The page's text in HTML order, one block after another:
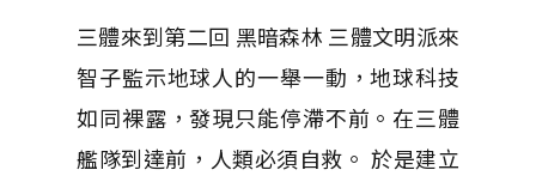
三體來到第二回 黑暗森林 三體文明派來
智子監示地球人的一舉一動，地球科技
如同裸露，發現只能停滯不前。在三體
艦隊到達前，人類必須自救。 於是建立